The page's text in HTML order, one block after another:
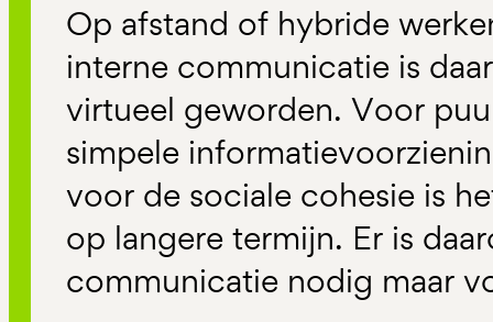
Op afstand of hybride
interne communicatie is
virtueel geworden. Voor
simpele
voor de sociale cohesie is
op langere termijn. Er is
communicatie nodig maar